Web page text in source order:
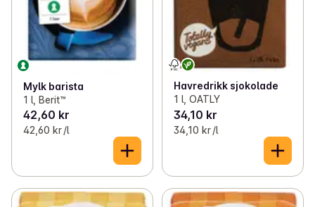
Mylk barista
1 l, Berit™
42,60 kr
42,60 kr /l
Havredrikk sjokolade
1 l, OATLY
34,10 kr
34,10 kr /l